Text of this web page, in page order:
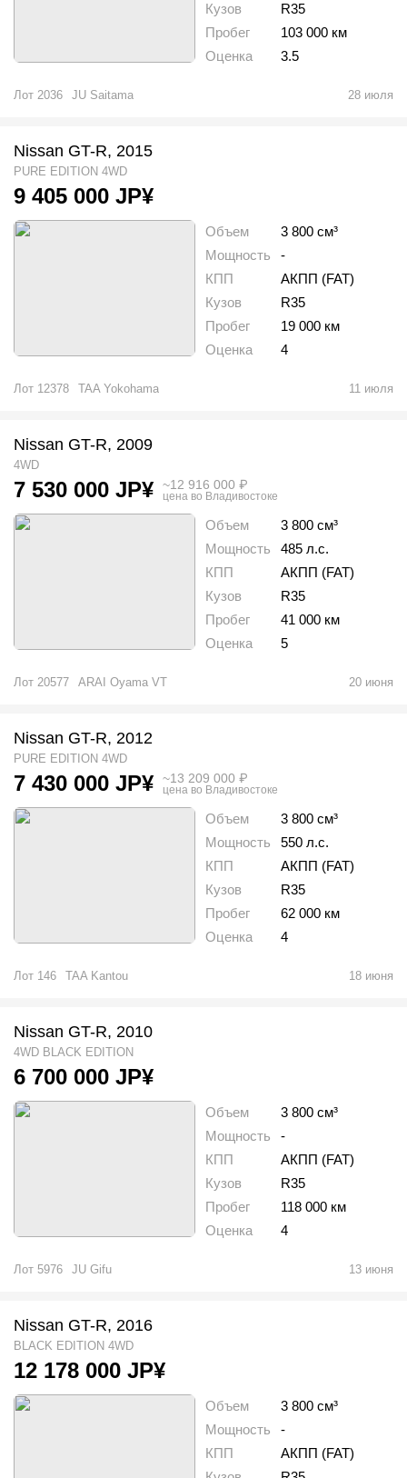
Кузов
R35
Пробег
103 000 км
Оценка
3.5
Лот 2036 JU Saitama 28 июля
Nissan GT-R, 2015
PURE EDITION 4WD
9 405 000 JP¥
Объем
3 800 см³
Мощность
-
КПП
АКПП (FAT)
Кузов
R35
Пробег
19 000 км
Оценка
4
Лот 12378 TAA Yokohama 11 июля
Nissan GT-R, 2009
4WD
7 530 000 JP¥ ~12 916 000 ₽
цена во Владивостоке
Объем
3 800 см³
Мощность
485 л.с.
КПП
АКПП (FAT)
Кузов
R35
Пробег
41 000 км
Оценка
5
Лот 20577 ARAI Oyama VT 20 июня
Nissan GT-R, 2012
PURE EDITION 4WD
7 430 000 JP¥ ~13 209 000 ₽
цена во Владивостоке
Объем
3 800 см³
Мощность
550 л.с.
КПП
АКПП (FAT)
Кузов
R35
Пробег
62 000 км
Оценка
4
Лот 146 TAA Kantou 18 июня
Nissan GT-R, 2010
4WD BLACK EDITION
6 700 000 JP¥
Объем
3 800 см³
Мощность
-
КПП
АКПП (FAT)
Кузов
R35
Пробег
118 000 км
Оценка
4
Лот 5976 JU Gifu 13 июня
Nissan GT-R, 2016
BLACK EDITION 4WD
12 178 000 JP¥
Объем
3 800 см³
Мощность
-
КПП
АКПП (FAT)